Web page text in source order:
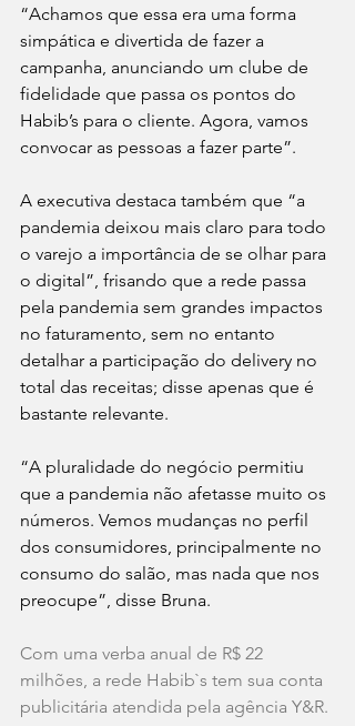
“Achamos que essa era uma forma
simpática e divertida de fazer a
campanha, anunciando um clube de
fidelidade que passa os pontos do
Habib’s para o cliente. Agora, vamos
convocar as pessoas a fazer parte”.
A executiva destaca também que “a
pandemia deixou mais claro para todo
o varejo a importância de se olhar para
o digital”, frisando que a rede passa
pela pandemia sem grandes impactos
no faturamento, sem no entanto
detalhar a participação do delivery no
total das receitas; disse apenas que é
bastante relevante.
“A pluralidade do negócio permitiu
que a pandemia não afetasse muito os
números. Vemos mudanças no perfil
dos consumidores, principalmente no
consumo do salão, mas nada que nos
preocupe”, disse Bruna.
Com uma verba anual de R$ 22
milhões, a rede Habib`s tem sua conta
publicitária atendida pela agência Y&R.